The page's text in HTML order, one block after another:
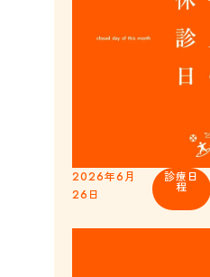
2026年6月
26日
診療日
程